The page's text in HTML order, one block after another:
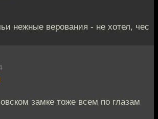
нежные верования - не хотел, чес
замке тоже всем по глазам